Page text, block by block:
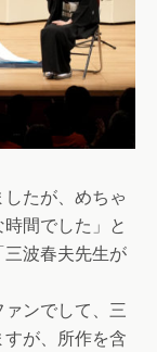
たが、めちゃ
間でした」と
波春夫先生が
ンでして、三
が、所作を含